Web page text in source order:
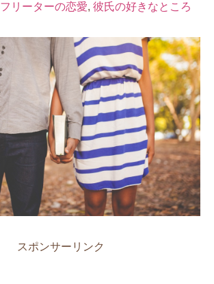
フリーターの恋愛, 彼氏の好きなところ
スポンサーリンク